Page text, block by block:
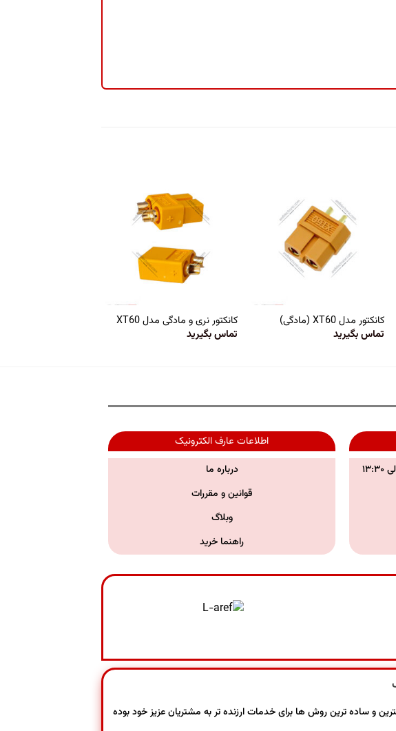
کانکتور مدل XT60 (مادگی)
تماس بگیرید
کانکتور نری و مادگی مدل XT60
تماس بگیرید
اطلاعات عارف الکترونیک
درباره ما
قوانین و مقررات
وبلاگ
راهنما خرید
بهترین و ساده ترین روش ها برای خدمات ارزنده تر به مشتریان عزیز خود بوده